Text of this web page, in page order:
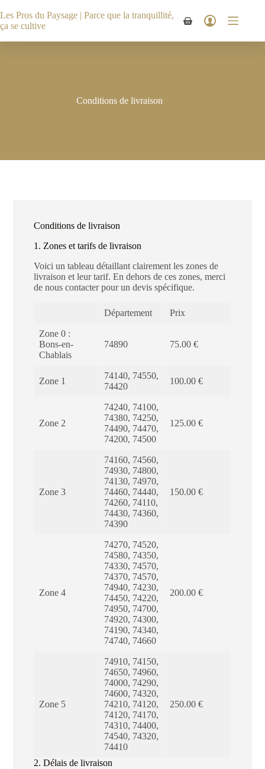
au
contenu
Les Pros du Paysage | Parce que la tranquillité,
ça se cultive
Panier
Conditions de livraison
Conditions de livraison
1. Zones et tarifs de livraison
Voici un tableau détaillant clairement les zones de
livraison et leur tarif. En dehors de ces zones, merci
de nous contacter pour un devis spécifique.
Département Prix
Zone 0 :
Bons-en-
Chablais
74890 75.00 €
Zone 1
74140, 74550,
74420
100.00 €
Zone 2
74240, 74100,
74380, 74250,
74490, 74470,
74200, 74500
125.00 €
Zone 3
74160, 74560,
74930, 74800,
74130, 74970,
74460, 74440,
74260, 74110,
74430, 74360,
74390
150.00 €
Zone 4
74270, 74520,
74580, 74350,
74330, 74570,
74370, 74570,
74940, 74230,
74450, 74220,
74950, 74700,
74920, 74300,
74190, 74340,
74740, 74660
200.00 €
Zone 5
74910, 74150,
74650, 74960,
74000, 74290,
74600, 74320,
74210, 74120,
74120, 74170,
74310, 74400,
74540, 74320,
74410
250.00 €
2. Délais de livraison